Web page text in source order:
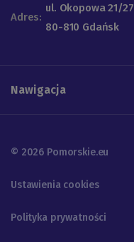
Adres:
ul. Okopowa 21/27
80-810 Gdańsk
Nawigacja
© 2026 Pomorskie.eu
Ustawienia cookies
Polityka prywatności